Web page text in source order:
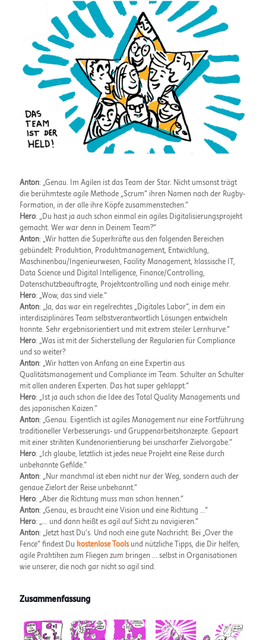
Anton: „Genau. Im Agilen ist das Team der Star. Nicht umsonst trägt
die berühmteste agile Methode „Scrum“ ihren Namen nach der Rugby-
Formation, in der alle ihre Köpfe zusammenstecken.“
Hero: „Du hast ja auch schon einmal ein agiles Digitalisierungsprojekt
gemacht. Wer war denn in Deinem Team?“
Anton: „Wir hatten die Superkräfte aus den folgenden Bereichen
gebündelt: Produktion, Produktmanagement, Entwicklung,
Maschinenbau/Ingenieurwesen, Facility Management, klassische IT,
Data Science und Digital Intelligence, Finance/Controlling,
Datenschutzbeauftragte, Projektcontrolling und noch einige mehr.
Hero: „Wow, das sind viele.“
Anton: „Ja, das war ein regelrechtes „Digitales Labor“, in dem ein
interdisziplinäres Team selbstverantwortlich Lösungen entwickeln
konnte. Sehr ergebnisorientiert und mit extrem steiler Lernkurve.“
Hero: „Was ist mit der Sicherstellung der Regularien für Compliance
und so weiter?
Anton: „Wir hatten von Anfang an eine Expertin aus
Qualitätsmanagement und Compliance im Team. Schulter an Schulter
mit allen anderen Experten. Das hat super geklappt.“
Hero: „Ist ja auch schon die Idee des Total Quality Managements und
des japanischen Kaizen.“
Anton: „Genau. Eigentlich ist agiles Management nur eine Fortführung
traditioneller Verbesserungs- und Gruppenarbeitskonzepte. Gepaart
mit einer strikten Kundenorientierung bei unscharfer Zielvorgabe.“
Hero: „Ich glaube, letztlich ist jedes neue Projekt eine Reise durch
unbekannte Gefilde.“
Anton: „Nur manchmal ist eben nicht nur der Weg, sondern auch der
genaue Zielort der Reise unbekannt.“
Hero: „Aber die Richtung muss man schon kennen.“
Anton: „Genau, es braucht eine Vision und eine Richtung ...“
Hero: „... und dann heißt es agil auf Sicht zu navigieren.“
Anton: „Jetzt hast Du’s. Und noch eine gute Nachricht: Bei „Over the
Fence“ findest Du kostenlose Toolsund nützliche Tipps, die Dir helfen,
agile Praktiken zum Fliegen zum bringen ... selbst in Organisationen
wie unserer, die noch gar nicht so agil sind.
Zusammenfassung